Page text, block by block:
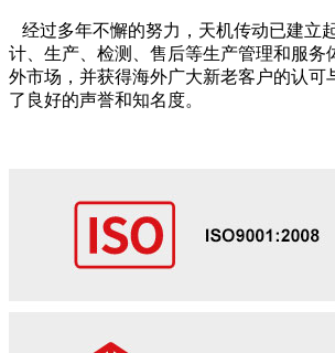
经过多年不懈的努力，天机传动已建立
计、生产、检测、售后等生产管理和服务
外市场，并获得海外广大新老客户的认可
了良好的声誉和知名度。